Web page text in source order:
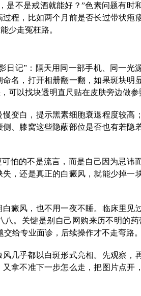
是不是戒酒就能好？”色素问题有时
程，比如两个月前是否长过带状疱
少走冤枉路。
日记”：隔天用同一部手机、同一光
名，打开相册翻一翻，如果斑块明
可以找块透明直尺贴在皮肤旁边做参
变白，提示黑素细胞衰退程度较高
、膝窝这些隐蔽部位是否也有若隐
怕的不是流言，而是自己因为忌讳
，还是真正的白癜风，就能少掉一
癜风，也不用一夜不睡。临床里见
。关键是别自己网购来历不明的
给专业面诊，后续操作才不走弯路。
几乎都以白斑形式亮相。先观察，
拿不准下一步怎么走，把图片点开